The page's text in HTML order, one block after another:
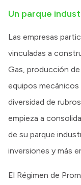
Un parque
Las empresas
vinculadas a
Gas, producción
equipos mecánicos
diversidad de
empieza a
de su parque
inversiones y más
El Régimen de